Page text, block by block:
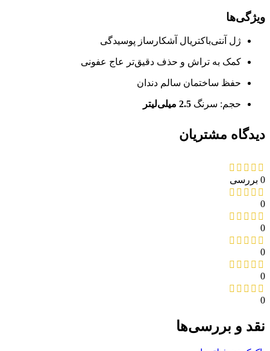
ویژگی‌ها
ژل آنتی‌باکتریال آشکارساز پوسیدگی
کمک به تراش و حذف دقیق‌تر عاج عفونی
حفظ ساختمان سالم دندان
حجم: سرنگ 2.5 میلی‌لیتر
دیدگاه مشتریان
0 بررسی
0
0
0
0
0
نقد و بررسی‌ها